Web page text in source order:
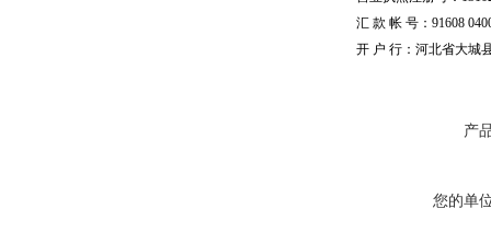
汇 款 帐 号：91608
开 户 行：河北省大城
产
您的单